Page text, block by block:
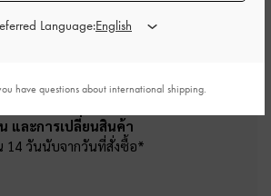
และการเปลี่ยนสินค้า
14 วันนับจากวันที่สั่งซื้อ*
Language:
have questions about international shipping.